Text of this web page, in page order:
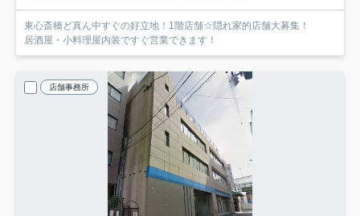
東心斎橋ど真ん中すぐの好立地！1階店舗☆隠れ家的店舗大募集！
居酒屋・小料理屋内装ですぐ営業できます！
店舗事務所